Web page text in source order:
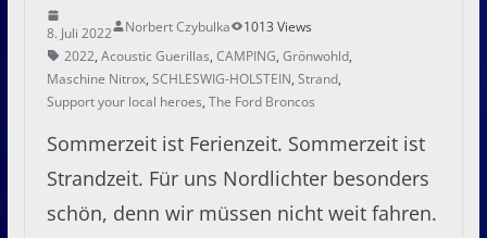
8. Juli 2022 Norbert Czybulka
1013 Views
2022, Acoustic Guerillas, CAMPING, Grönwohld,
Maschine Nitrox, SCHLESWIG-HOLSTEIN, Strand,
Support your local heroes, The Ford Broncos
Sommerzeit ist Ferienzeit. Sommerzeit ist
Strandzeit. Für uns Nordlichter besonders
schön, denn wir müssen nicht weit fahren.